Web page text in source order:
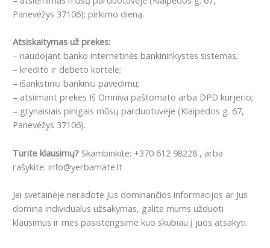
Panevėžys 37106): pirkimo dieną.
Atsiskaitymas už prekes:
– naudojant banko internetinės bankininkystės sistemas;
– kredito ir debeto kortele;
– išankstiniu bankiniu pavedimu;
– atsiimant prekes Iš Omniva paštomato arba DPD kurjerio;
– grynaisiais pinigais mūsų parduotuvėje (Klaipėdos g. 67,
Panevėžys 37106).
Turite klausimų? Skambinkite: +370 612 98228 , arba
rašykite: info@yerbamate.lt
Jei svetainėje neradote Jus dominančios informacijos ar Jus
domina individualus užsakymas, galite mums užduoti
klausimus ir mes pasistengsime kuo skubiau į juos atsakyti.